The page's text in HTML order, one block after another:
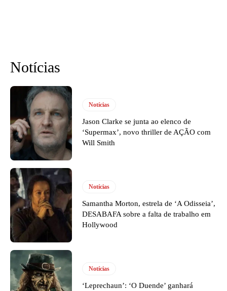
Notícias
Notícias
Jason Clarke se junta ao elenco de
‘Supermax’, novo thriller de AÇÃO com
Will Smith
Notícias
Samantha Morton, estrela de ‘A Odisseia’,
DESABAFA sobre a falta de trabalho em
Hollywood
Notícias
‘Leprechaun’: ‘O Duende’ ganhará